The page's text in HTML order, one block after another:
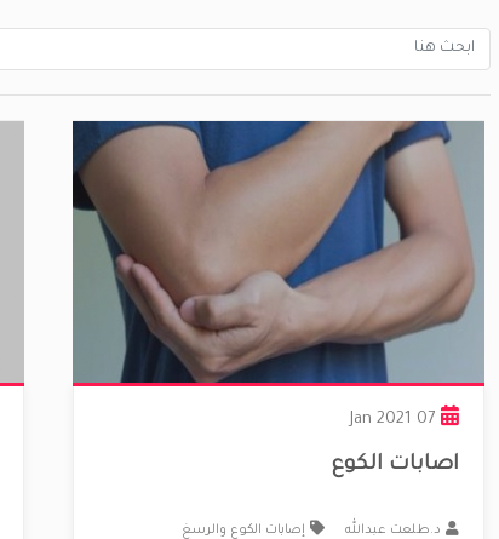
اصابات الكوع
د.طلعت عبدالله
إصابات الكوع والرسغ